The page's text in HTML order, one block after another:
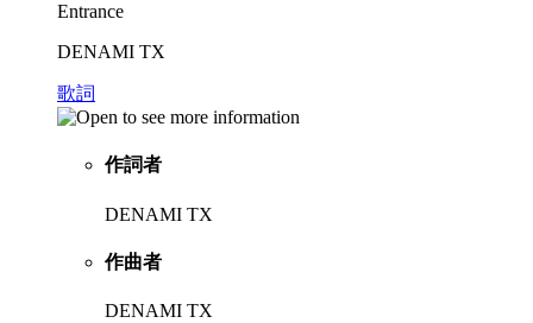
Entrance
DENAMI TX
歌詞
作詞者
DENAMI TX
作曲者
DENAMI TX